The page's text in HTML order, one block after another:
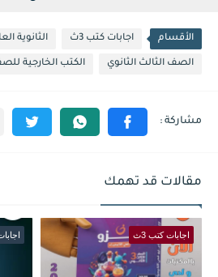
الأقسام اجابات كتب 3ث الثانوية
الصف الثالث الثانوي الكتب الخارجية
مقالات قد تهمك
اجابات كتب 3ث